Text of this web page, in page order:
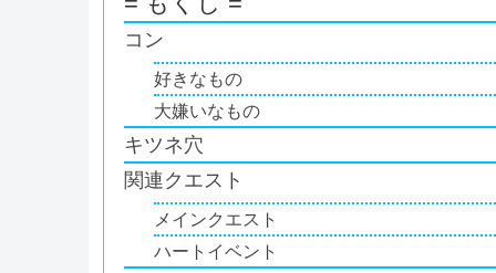
コン
好きなもの
大嫌いなもの
キツネ穴
関連クエスト
メインクエスト
ハートイベント